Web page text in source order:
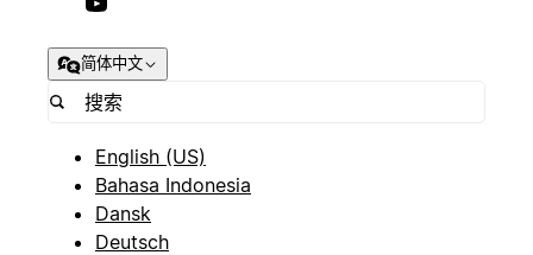
简体中文
English (US)
Bahasa Indonesia
Dansk
Deutsch